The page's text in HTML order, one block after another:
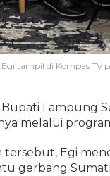
tampil di Kompas TV
Lampung
melalui
tersebut, Egi
gerbang